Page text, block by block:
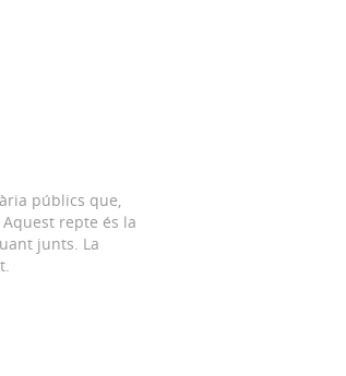
públics que,
repte és la
junts. La